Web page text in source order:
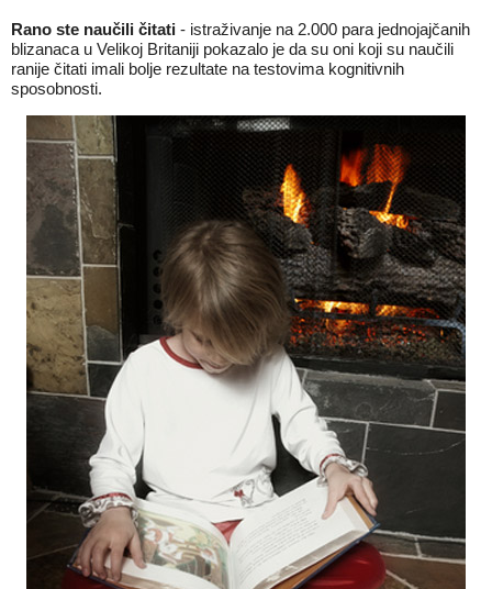
Rano ste naučili čitati - istraživanje na 2.000 para jednojajčanih
blizanaca u Velikoj Britaniji pokazalo je da su oni koji su naučili
ranije čitati imali bolje rezultate na testovima kognitivnih
sposobnosti.